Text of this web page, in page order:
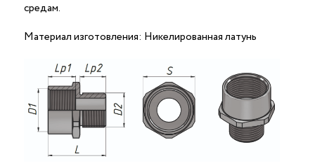
средам.
Материал изготовления: Никелированная латунь